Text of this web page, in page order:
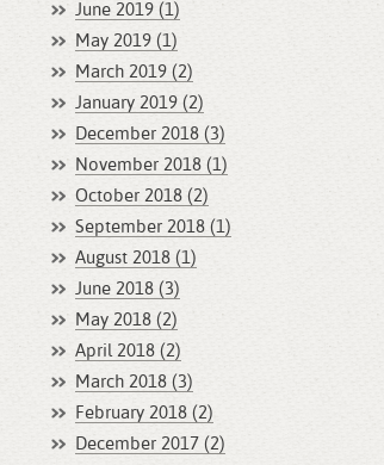
June 2019 (1)
May 2019 (1)
March 2019 (2)
January 2019 (2)
December 2018 (3)
November 2018 (1)
October 2018 (2)
September 2018 (1)
August 2018 (1)
June 2018 (3)
May 2018 (2)
April 2018 (2)
March 2018 (3)
February 2018 (2)
December 2017 (2)